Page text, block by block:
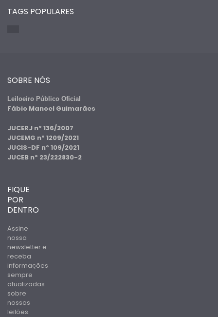
TAGS POPULARES
SOBRE NÓS
Leiloeiro Público Oficial
Fábio Manoel Guimarães
JUCERJ nº 136/2007
JUCEMG nº 1209/2021
JUCIS-DF nº 109/2021
JUCEB nº 23/222830-2
FIQUE
POR
DENTRO
Assine
nossa
newsletter e
receba
informações
sempre
atualizadas
sobre
nossos
leilões.